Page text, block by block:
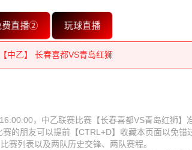
费直播② 玩球直播
中乙】 长春喜都VS青岛红狮
中乙】 长春喜都VS青岛红狮
中乙】 长春喜都VS青岛红狮
中乙】 长春喜都VS青岛红狮
，中乙联赛比赛【长春喜都VS青岛红狮】
的朋友可以提前【CTRL+D】收藏本页面以免错
赛列表以及两队历史交锋、两队赛程。